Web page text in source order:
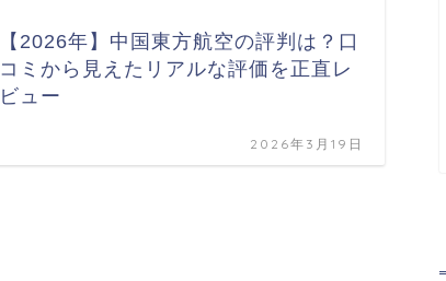
【2026年】中国東方航空の評判は？口
コミから見えたリアルな評価を正直レ
ビュー
2026年3月19日